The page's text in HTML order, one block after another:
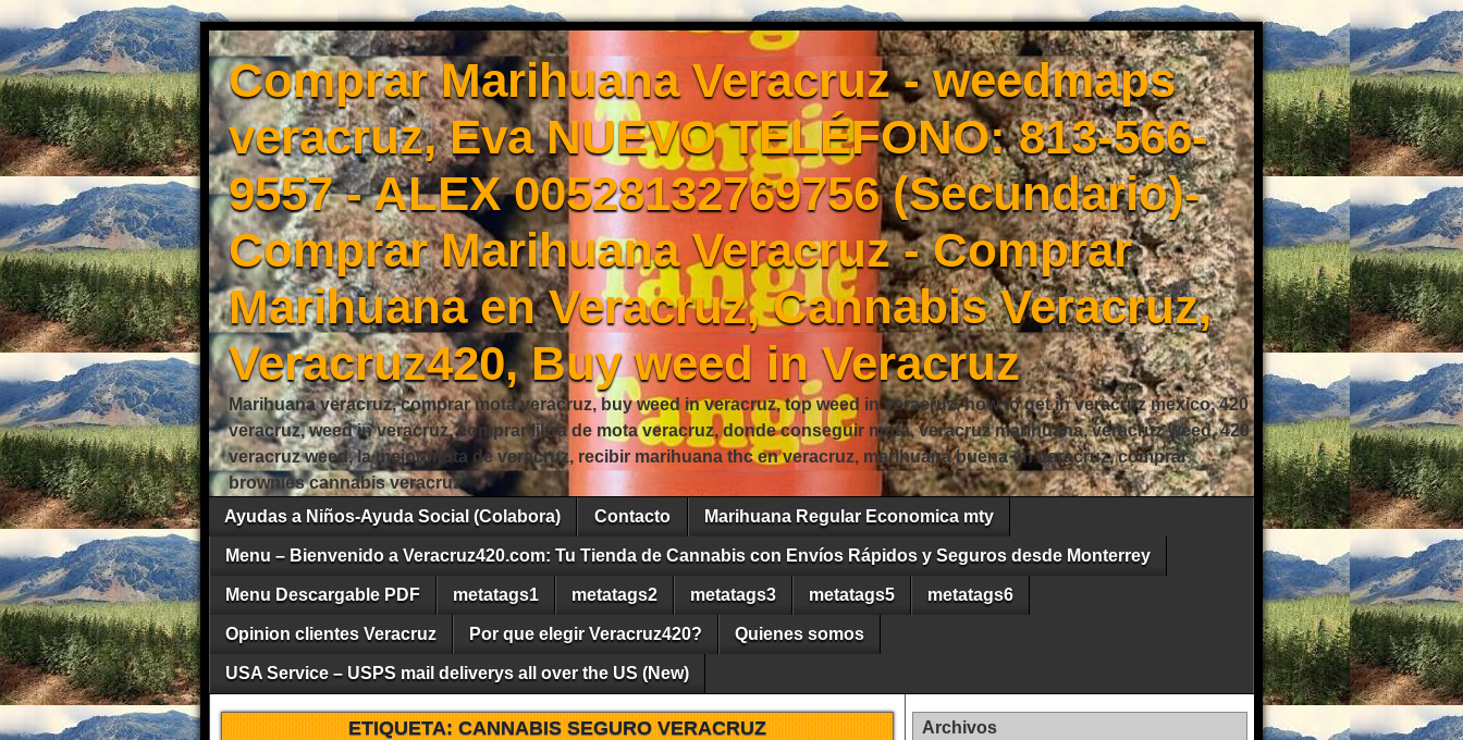
Comprar Marihuana Veracruz - weedmaps
veracruz, Eva NUEVO TELÉFONO: 813-566-
9557 - ALEX 00528132769756 (Secundario)-
Comprar Marihuana Veracruz - Comprar
Marihuana en Veracruz, Cannabis Veracruz,
Veracruz420, Buy weed in Veracruz
Marihuana veracruz, comprar mota veracruz, buy weed in veracruz, top weed in veracruz, how to get in veracruz mexico, 420
veracruz, weed in veracruz, comprar libra de mota veracruz, donde conseguir mota, veracruz marihuana, veracruz weed, 420
veracruz weed, la mejor mota de veracruz, recibir marihuana thc en veracruz, marihuana buena en veracruz, comprar
brownies cannabis veracruz
Ayudas a Niños-Ayuda Social (Colabora)
Contacto Marihuana Regular Economica mty
Menu – Bienvenido a Veracruz420.com: Tu Tienda de Cannabis con Envíos Rápidos y Seguros desde Monterrey
Menu Descargable PDF metatags1 metatags2 metatags3 metatags5 metatags6
Opinion clientes Veracruz Por que elegir Veracruz420? Quienes somos
USA Service – USPS mail deliverys all over the US (New)
ETIQUETA:CANNABIS SEGURO VERACRUZ Archivos